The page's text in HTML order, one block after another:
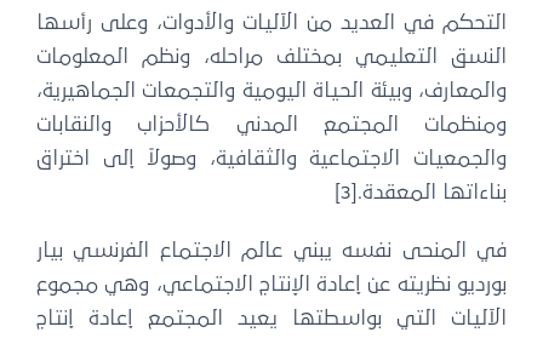
التحكم في العديد من الآليات والأدوات، وعلى رأسها
النسق التعليمي بمختلف مراحله، ونظم المعلومات
والمعارف، وبيئة الحياة اليومية والتجمعات الجماهيرية،
ومنظمات المجتمع المدني كالأحزاب والنقابات
والجمعيات الاجتماعية والثقافية، وصولاً إلى اختراق
بناءاتها المعقدة.[3]
في المنحى نفسه يبني عالم الاجتماع الفرنسي بيار
بورديو نظريته عن إعادة الإنتاج الاجتماعي، وهي مجموع
الآليات التي بواسطتها يعيد المجتمع إعادة إنتاج